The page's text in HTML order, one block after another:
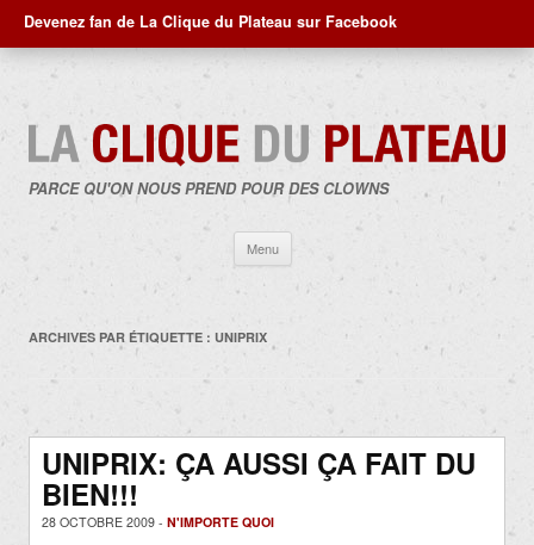
Devenez fan de La Clique du Plateau sur Facebook
PARCE QU'ON NOUS PREND POUR DES CLOWNS
Menu
contenu
ARCHIVES PAR ÉTIQUETTE : UNIPRIX
UNIPRIX: ÇA AUSSI ÇA FAIT DU
BIEN!!!
28 OCTOBRE 2009 - N'IMPORTE QUOI